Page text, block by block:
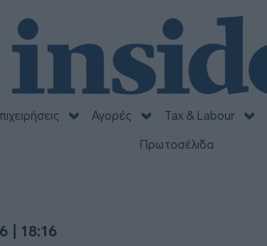
Αγορές Tax & Labour
Πρωτοσέλιδα
| 18:16